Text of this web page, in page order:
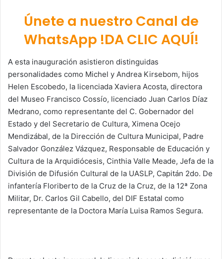
Únete a nuestro Canal de
WhatsApp !DA CLIC AQUÍ!
A esta inauguración asistieron distinguidas
personalidades como Michel y Andrea Kirsebom, hijos
Helen Escobedo, la licenciada Xaviera Acosta, directora
del Museo Francisco Cossío, licenciado Juan Carlos Díaz
Medrano, como representante del C. Gobernador del
Estado y del Secretario de Cultura, Ximena Ocejo
Mendizábal, de la Dirección de Cultura Municipal, Padre
Salvador González Vázquez, Responsable de Educación y
Cultura de la Arquidiócesis, Cinthia Valle Meade, Jefa de la
División de Difusión Cultural de la UASLP, Capitán 2do. De
infantería Floriberto de la Cruz de la Cruz, de la 12ª Zona
Militar, Dr. Carlos Gil Cabello, del DIF Estatal como
representante de la Doctora María Luisa Ramos Segura.